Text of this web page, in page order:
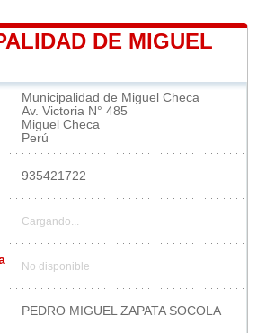
DE MIGUEL
Municipalidad de Miguel Checa
Av. Victoria N° 485
Miguel Checa
Perú
935421722
Cargando...
No disponible
PEDRO MIGUEL ZAPATA SOCOLA